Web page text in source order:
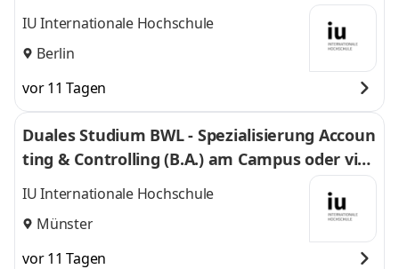
uell
IU Internationale Hochschule
Berlin
vor 11 Tagen
Duales Studium BWL - Spezialisierung Accoun
ting & Controlling (B.A.) am Campus oder virt
uell
IU Internationale Hochschule
Münster
vor 11 Tagen